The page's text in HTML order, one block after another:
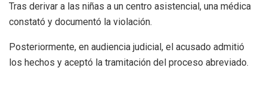
Tras derivar a las niñas a un centro asistencial, una médica
constató y documentó la violación.
Posteriormente, en audiencia judicial, el acusado admitió
los hechos y aceptó la tramitación del proceso abreviado.